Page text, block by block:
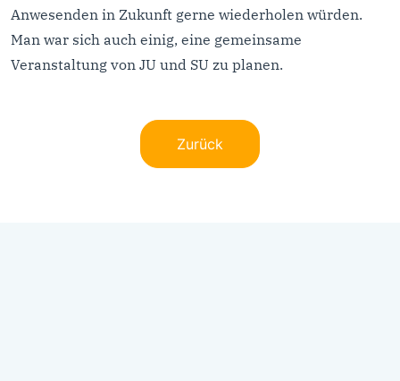
Anwesenden in Zukunft gerne wiederholen würden.
Man war sich auch einig, eine gemeinsame
Veranstaltung von JU und SU zu planen.
Zurück